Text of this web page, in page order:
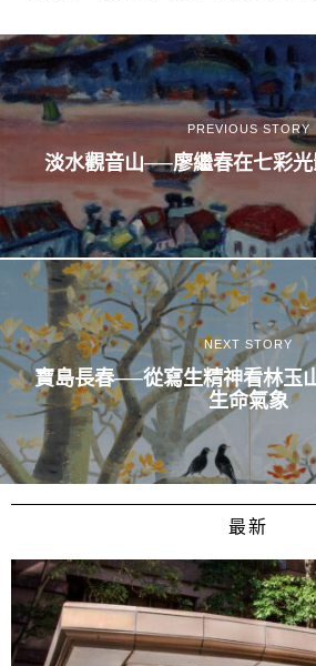
PREVIOUS STORY
淡水觀音山──廖繼春在七彩
NEXT STORY
寶島長春──從寫生精神看林玉
生命氣象
最新